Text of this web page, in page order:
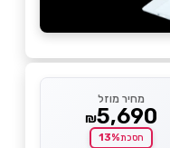
מחיר מוזל
₪5,690
חסכת13%